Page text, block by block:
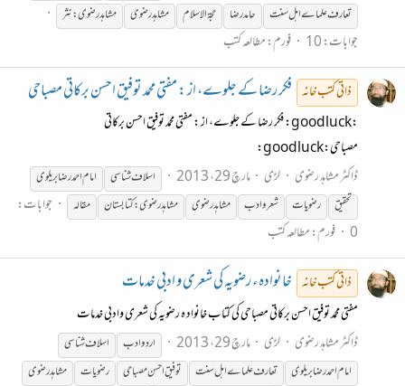
تعارف علماےاہل سنت
حامد رضا حجۃ الاسلام مشاہدر ضوی مشاہدرضوی:نثر
جوابات: 10 فورم:مطالعہ کتب
ذاتی کتب خانہ فکر رضا کے جلوے، از : مفتی محمد توفیق احسن برکاتی مصباحی
:goodluck: فکر رضا کے جلوے، از : مفتی محمد توفیق احسن برکاتی
مصباحی:goodluck:
ڈاکٹر مشاہد رضوی
لڑی مارچ 29، 2013 اسلافشناسی
امام احمد رضا بریلوی
تحقیق
رضویات شعر وادب مشاہدرضوی مشاہدرضوی:کتابستان مقالہ
جوابات:
0 فورم:مطالعہ کتب
ذاتی کتب خانہ خانوادہء رضویہ کی شعری و ادبی خدمات
مفتی محمد توفیق احسن برکاتی مصباحی کی کتاب خانواد ہ رضویہ کی شعری وادبی خدمات
ڈاکٹر مشاہد رضوی
لڑی مارچ 29، 2013 اردوادب اسلافشناسی
امام احمدرضابریلوی
تعارف علماے اہل سنت توفیق احسن مصباحی رضویات
مشاہد رضوی